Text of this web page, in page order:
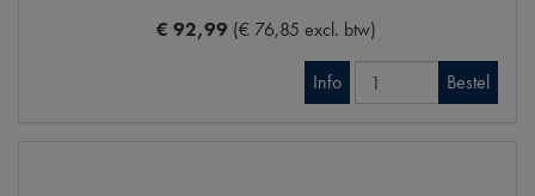
€ 92,99 (€ 76,85 excl. btw)
Info Bestel